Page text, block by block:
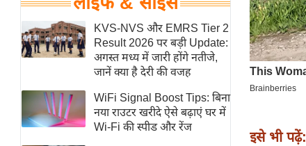
पर्यटन स्थल
फिटनेस मंत्रा
रिलेशनशिप
राजनीति
विश्लेषण
समसामयिक
मातृभूमि
KVS-NVS और EMRS Tier 2
Result 2026 पर बड़ी Update:
अगस्त मध्य में जारी होंगे नतीजे,
जानें क्या है देरी की वजह
WiFi Signal Boost Tips: बिना
नया राउटर खरीदे ऐसे बढ़ाएं घर में
Wi-Fi की स्पीड और रेंज
इसे भी पढ़ें: